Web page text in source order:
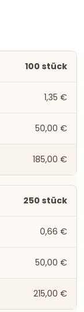
100 stück
1,35 €
50,00 €
185,00 €
250 stück
0,66 €
50,00 €
215,00 €